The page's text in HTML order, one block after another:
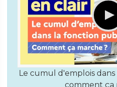
Le cumul d'emplois
comment ça